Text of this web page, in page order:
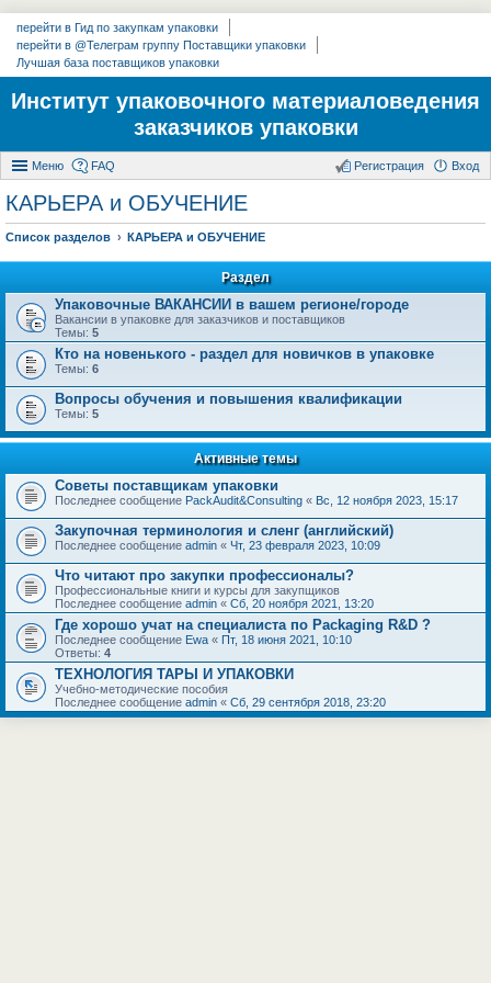
перейти в Гид по закупкам упаковки
перейти в @Телеграм группу Поставщики упаковки
Лучшая база поставщиков упаковки
Институт упаковочного материаловедения
заказчиков упаковки
Меню FAQ Вход
Регистрация
КАРЬЕРА и ОБУЧЕНИЕ
Список разделов КАРЬЕРА и ОБУЧЕНИЕ
Раздел
Упаковочные ВАКАНСИИ в вашем регионе/городе
Вакансии в упаковке для заказчиков и поставщиков
Темы: 5
Кто на новенького - раздел для новичков в упаковке
Темы: 6
Вопросы обучения и повышения квалификации
Темы: 5
Активные темы
Советы поставщикам упаковки
Последнее сообщение PackAudit&Consulting « Вс, 12 ноября 2023, 15:17
Закупочная терминология и сленг (английский)
Последнее сообщение admin « Чт, 23 февраля 2023, 10:09
Что читают про закупки профессионалы?
Профессиональные книги и курсы для закупщиков
Последнее сообщение admin « Сб, 20 ноября 2021, 13:20
Где хорошо учат на специалиста по Packaging R&D ?
Последнее сообщение Ewa « Пт, 18 июня 2021, 10:10
Ответы: 4
ТЕХНОЛОГИЯ ТАРЫ И УПАКОВКИ
Учебно-методические пособия
Последнее сообщение admin « Сб, 29 сентября 2018, 23:20